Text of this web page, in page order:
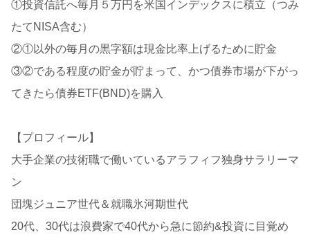
①投資信託へ毎月５万円を米国インデックスに積立（つみ
たてNISA含む）
②①以外の毎月の黒字額は現金比率上げるために貯金
③②である程度の貯金が貯まって、かつ債券市場が下がっ
てきたら債券ETF(BND)を購入
【プロフィール】
大手企業の技術職で働いているアラフィフ独身サラリーマ
ン
団塊ジュニア世代＆就職氷河期世代
20代、30代は浪費家で40代から急に節約&投資に目覚め